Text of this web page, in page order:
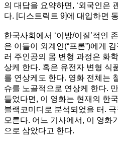
의 대답을 요약하면, ‘외국인은
다. [디스트릭트 9]에 대입하면
한국사회에서 ‘이방/이질’적인
은 이들이 외계인(“프론”)에게
러 주인공의 몸 변형 과정은 화
상케 한다. 혹은 유전자 변형 식
를 연상케도 한다. 영화 전체는
슈를 노골적으로 연상케 한다.
들었다면, 이 영화는 현재의 한
블랙코미디로 분석되었을 터.
모른다. 어느 기사에서, 이 영화
으로 삼았다고 한다.